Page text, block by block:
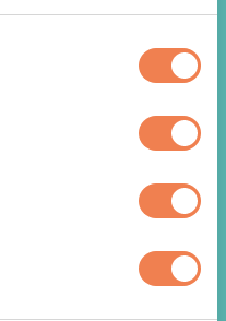
de coaja cartofii, ii
cartofii zdrobiti
sfaramata, cepele